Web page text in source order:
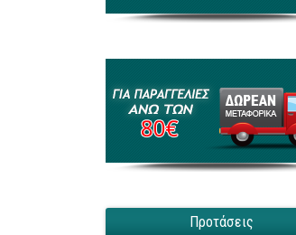
Προτάσεις